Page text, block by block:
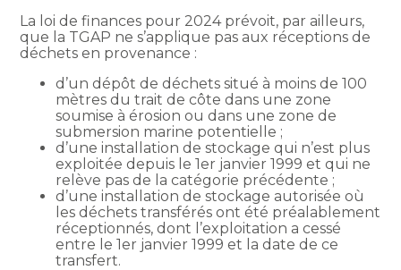
La loi de finances pour 2024 prévoit, par ailleurs,
que la TGAP ne s’applique pas aux réceptions de
déchets en provenance :
d’un dépôt de déchets situé à moins de 100
mètres du trait de côte dans une zone
soumise à érosion ou dans une zone de
submersion marine potentielle ;
d’une installation de stockage qui n’est plus
exploitée depuis le 1er janvier 1999 et qui ne
relève pas de la catégorie précédente ;
d’une installation de stockage autorisée où
les déchets transférés ont été préalablement
réceptionnés, dont l’exploitation a cessé
entre le 1er janvier 1999 et la date de ce
transfert.